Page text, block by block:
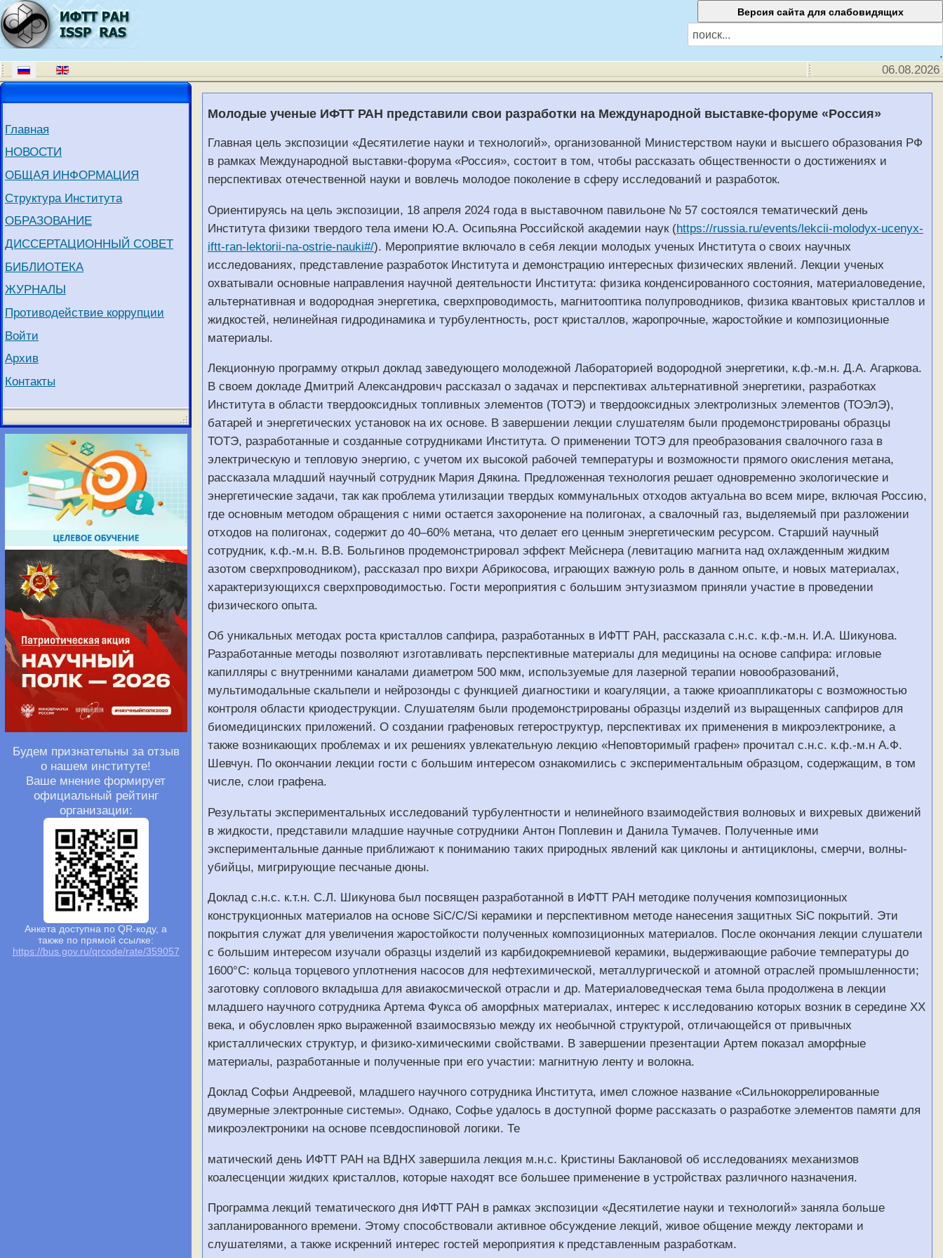
.
06.08.2026
Главная
НОВОСТИ
ОБЩАЯ ИНФОРМАЦИЯ
Структура Института
ОБРАЗОВАНИЕ
ДИССЕРТАЦИОННЫЙ СОВЕТ
БИБЛИОТЕКА
ЖУРНАЛЫ
Противодействие коррупции
Войти
Архив
Контакты
Будем признательны за отзыв
о нашем институте!
Ваше мнение формирует
официальный рейтинг
организации:
Анкета доступна по QR-коду, а
также по прямой ссылке:
https://bus.gov.ru/qrcode/rate/359057
Молодые ученые ИФТТ РАН представили свои разработки на Международной выставке-форуме «Россия»
Главная цель экспозиции «Десятилетие науки и технологий», организованной Министерством науки и высшего образования РФ
в рамках Международной выставки-форума «Россия», состоит в том, чтобы рассказать общественности о достижениях и
перспективах отечественной науки и вовлечь молодое поколение в сферу исследований и разработок.
Ориентируясь на цель экспозиции, 18 апреля 2024 года в выставочном павильоне № 57 состоялся тематический день
Института физики твердого тела имени Ю.А. Осипьяна Российской академии наук (https://russia.ru/events/lekcii-molodyx-ucenyx-
iftt-ran-lektorii-na-ostrie-nauki#/). Мероприятие включало в себя лекции молодых ученых Института о своих научных
исследованиях, представление разработок Института и демонстрацию интересных физических явлений. Лекции ученых
охватывали основные направления научной деятельности Института: физика конденсированного состояния, материаловедение,
альтернативная и водородная энергетика, сверхпроводимость, магнитооптика полупроводников, физика квантовых кристаллов и
жидкостей, нелинейная гидродинамика и турбулентность, рост кристаллов, жаропрочные, жаростойкие и композиционные
материалы.
Лекционную программу открыл доклад заведующего молодежной Лабораторией водородной энергетики, к.ф.-м.н. Д.А. Агаркова.
В своем докладе Дмитрий Александрович рассказал о задачах и перспективах альтернативной энергетики, разработках
Института в области твердооксидных топливных элементов (ТОТЭ) и твердооксидных электролизных элементов (ТОЭлЭ),
батарей и энергетических установок на их основе. В завершении лекции слушателям были продемонстрированы образцы
ТОТЭ, разработанные и созданные сотрудниками Института. О применении ТОТЭ для преобразования свалочного газа в
электрическую и тепловую энергию, с учетом их высокой рабочей температуры и возможности прямого окисления метана,
рассказала младший научный сотрудник Мария Дякина. Предложенная технология решает одновременно экологические и
энергетические задачи, так как проблема утилизации твердых коммунальных отходов актуальна во всем мире, включая Россию,
где основным методом обращения с ними остается захоронение на полигонах, а свалочный газ, выделяемый при разложении
отходов на полигонах, содержит до 40–60% метана, что делает его ценным энергетическим ресурсом. Старший научный
сотрудник, к.ф.-м.н. В.В. Больгинов продемонстрировал эффект Мейснера (левитацию магнита над охлажденным жидким
азотом сверхпроводником), рассказал про вихри Абрикосова, играющих важную роль в данном опыте, и новых материалах,
характеризующихся сверхпроводимостью. Гости мероприятия с большим энтузиазмом приняли участие в проведении
физического опыта.
Об уникальных методах роста кристаллов сапфира, разработанных в ИФТТ РАН, рассказала с.н.с. к.ф.-м.н. И.А. Шикунова.
Разработанные методы позволяют изготавливать перспективные материалы для медицины на основе сапфира: игловые
капилляры с внутренними каналами диаметром 500 мкм, используемые для лазерной терапии новообразований,
мультимодальные скальпели и нейрозонды с функцией диагностики и коагуляции, а также криоаппликаторы с возможностью
контроля области криодеструкции. Слушателям были продемонстрированы образцы изделий из выращенных сапфиров для
биомедицинских приложений. О создании графеновых гетероструктур, перспективах их применения в микроэлектронике, а
также возникающих проблемах и их решениях увлекательную лекцию «Неповторимый графен» прочитал с.н.с. к.ф.-м.н А.Ф.
Шевчун. По окончании лекции гости с большим интересом ознакомились с экспериментальным образцом, содержащим, в том
числе, слои графена.
Результаты экспериментальных исследований турбулентности и нелинейного взаимодействия волновых и вихревых движений
в жидкости, представили младшие научные сотрудники Антон Поплевин и Данила Тумачев. Полученные ими
экспериментальные данные приближают к пониманию таких природных явлений как циклоны и антициклоны, смерчи, волны-
убийцы, мигрирующие песчаные дюны.
Доклад с.н.с. к.т.н. С.Л. Шикунова был посвящен разработанной в ИФТТ РАН методике получения композиционных
конструкционных материалов на основе SiC/C/Si керамики и перспективном методе нанесения защитных SiC покрытий. Эти
покрытия служат для увеличения жаростойкости полученных композиционных материалов. После окончания лекции слушатели
с большим интересом изучали образцы изделий из карбидокремниевой керамики, выдерживающие рабочие температуры до
1600°С: кольца торцевого уплотнения насосов для нефтехимической, металлургической и атомной отраслей промышленности;
заготовку соплового вкладыша для авиакосмической отрасли и др. Материаловедческая тема была продолжена в лекции
младшего научного сотрудника Артема Фукса об аморфных материалах, интерес к исследованию которых возник в середине ХХ
века, и обусловлен ярко выраженной взаимосвязью между их необычной структурой, отличающейся от привычных
кристаллических структур, и физико-химическими свойствами. В завершении презентации Артем показал аморфные
материалы, разработанные и полученные при его участии: магнитную ленту и волокна.
Доклад Софьи Андреевой, младшего научного сотрудника Института, имел сложное название «Сильнокоррелированные
двумерные электронные системы». Однако, Софье удалось в доступной форме рассказать о разработке элементов памяти для
микроэлектроники на основе псевдоспиновой логики. Те
матический день ИФТТ РАН на ВДНХ завершила лекция м.н.с. Кристины Баклановой об исследованиях механизмов
коалесценции жидких кристаллов, которые находят все большее применение в устройствах различного назначения.
Программа лекций тематического дня ИФТТ РАН в рамках экспозиции «Десятилетие науки и технологий» заняла больше
запланированного времени. Этому способствовали активное обсуждение лекций, живое общение между лекторами и
слушателями, а также искренний интерес гостей мероприятия к представленным разработкам.